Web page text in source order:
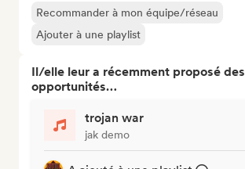
Recommander à mon équipe/réseau
Ajouter à une playlist
Il/elle leur a récemment proposé des
opportunités…
trojan war
jak demo